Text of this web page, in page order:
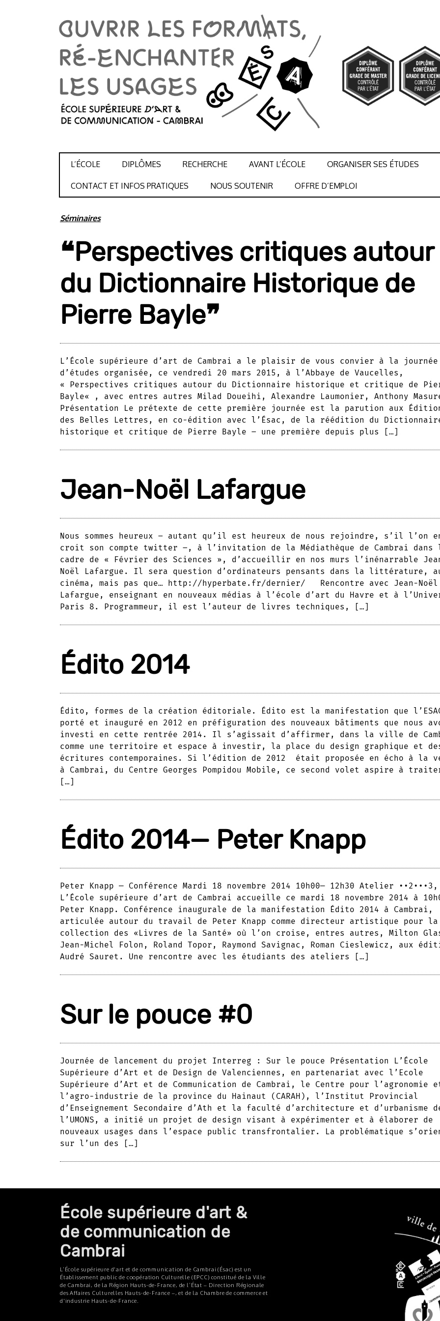
SKIP TO CONTENT
L’ÉCOLE DIPLÔMES RECHERCHE AVANT L’ÉCOLE ORGANISER SES ÉTUDES
CONTACT ET INFOS PRATIQUES NOUS SOUTENIR OFFRE D’EMPLOI
Séminaires
❝Perspectives critiques autour
du Dictionnaire Historique de
Pierre Bayle❞
L’École supérieure d’art de Cambrai a le plaisir de vous convier à la journée
d’études organisée, ce vendredi 20 mars 2015, à l’Abbaye de Vaucelles,
« Perspectives critiques autour du Dictionnaire historique et critique de
Bayle« , avec entres autres Milad Doueihi, Alexandre Laumonier, Anthony
Présentation Le prétexte de cette première journée est la parution aux
des Belles Lettres, en co-édition avec l’Ésac, de la réédition du
historique et critique de Pierre Bayle – une première depuis plus […]
Jean-Noël Lafargue
Nous sommes heureux – autant qu’il est heureux de nous rejoindre, s’il l’on
croit son compte twitter –, à l’invitation de la Médiathèque de Cambrai dans
cadre de « Février des Sciences », d’accueillir en nos murs l’inénarrable
Noël Lafargue. Il sera question d’ordinateurs pensants dans la littérature,
cinéma, mais pas que… http://hyperbate.fr/dernier/ Rencontre avec Jean-Noël
Lafargue, enseignant en nouveaux médias à l’école d’art du Havre et à
Paris 8. Programmeur, il est l’auteur de livres techniques, […]
Édito 2014
Édito, formes de la création éditoriale. Édito est la manifestation que
porté et inauguré en 2012 en préfiguration des nouveaux bâtiments que nous
investi en cette rentrée 2014. Il s’agissait d’affirmer, dans la ville de
comme une territoire et espace à investir, la place du design graphique et
écritures contemporaines. Si l’édition de 2012 était proposée en écho à la
à Cambrai, du Centre Georges Pompidou Mobile, ce second volet aspire à
[…]
Édito 2014— Peter Knapp
Peter Knapp — Conférence Mardi 18 novembre 2014 10h00— 12h30 Atelier ••2•••3,
L’École supérieure d’art de Cambrai accueille ce mardi 18 novembre 2014 à
Peter Knapp. Conférence inaugurale de la manifestation Édito 2014 à Cambrai,
articulée autour du travail de Peter Knapp comme directeur artistique pour la
collection des «Livres de la Santé» où l’on croise, entres autres, Milton
Jean-Michel Folon, Roland Topor, Raymond Savignac, Roman Cieslewicz, aux
Audré Sauret. Une rencontre avec les étudiants des ateliers […]
Sur le pouce #0
Journée de lancement du projet Interreg : Sur le pouce Présentation L’École
Supérieure d’Art et de Design de Valenciennes, en partenariat avec l’Ecole
Supérieure d’Art et de Communication de Cambrai, le Centre pour l’agronomie
l’agro-industrie de la province du Hainaut (CARAH), l’Institut Provincial
d’Enseignement Secondaire d’Ath et la faculté d’architecture et d’urbanisme
l’UMONS, a initié un projet de design visant à expérimenter et à élaborer de
nouveaux usages dans l’espace public transfrontalier. La problématique
sur l’un des […]
École supérieure d'art &
de communication de
Cambrai
L’École supérieure d'art et de communication de Cambrai (Ésac) est un
Établissement public de coopération Culturelle (EPCC) constitué de la Ville
de Cambrai, de la Région Hauts-de-France, de l’État – Direction Régionale
des Affaires Culturelles Hauts-de-France –, et de la Chambre de commerce et
d'industrie Hauts-de-France.